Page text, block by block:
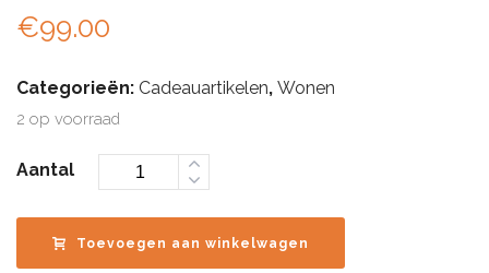
€99.00
Categorieën: Cadeauartikelen, Wonen
2 op voorraad
Aantal
Toevoegen aan winkelwagen